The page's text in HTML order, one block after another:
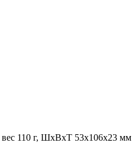
вес 110 г, ШxВxТ 53x106x23 мм